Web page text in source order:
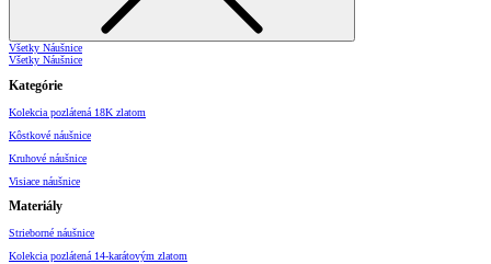
Všetky Náušnice
Všetky Náušnice
Kategórie
Kolekcia pozlátená 18K zlatom
Kôstkové náušnice
Kruhové náušnice
Visiace náušnice
Materiály
Strieborné náušnice
Kolekcia pozlátená 14-karátovým zlatom